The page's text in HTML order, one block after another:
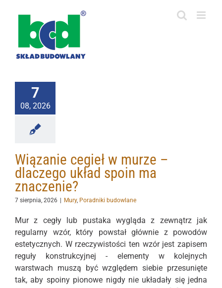
zawartości
7
08, 2026
Wiązanie cegieł w murze –
dlaczego układ spoin ma
znaczenie?
7 sierpnia, 2026 Mury, Poradniki budowlane
Mur z cegły lub pustaka wygląda z zewnątrz jak
regularny wzór, który powstał głównie z powodów
estetycznych. W rzeczywistości ten wzór jest zapisem
reguły konstrukcyjnej - elementy w kolejnych
warstwach muszą być względem siebie przesunięte
tak, aby spoiny pionowe nigdy nie układały się jedna